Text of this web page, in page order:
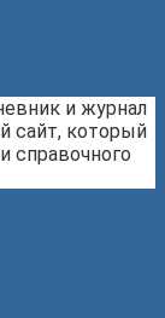
и журнал
сайт, который
справочного